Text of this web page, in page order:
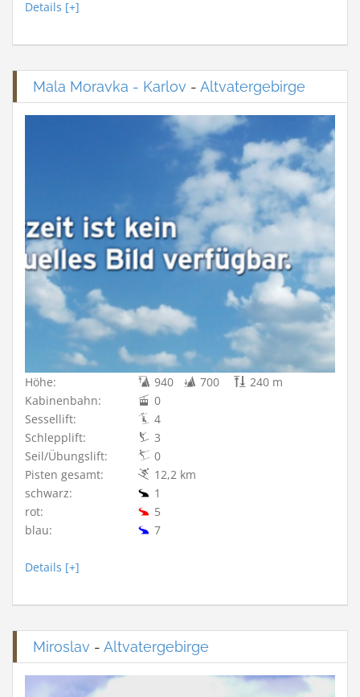
Details [+]
Mala Moravka - Karlov - Altvatergebirge
Höhe: 940 700
240 m
Kabinenbahn:
0
Sessellift:
4
Schlepplift:
3
Seil/Übungslift:
0
Pisten gesamt:
12,2 km
schwarz:
1
rot:
5
blau:
7
Details [+]
Miroslav - Altvatergebirge